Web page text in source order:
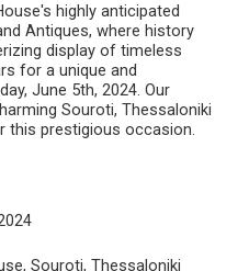
highly anticipated
Antiques, where history
display of timeless
for a unique and
June 5th, 2024. Our
Souroti, Thessaloniki
this prestigious occasion.
Souroti, Thessaloniki